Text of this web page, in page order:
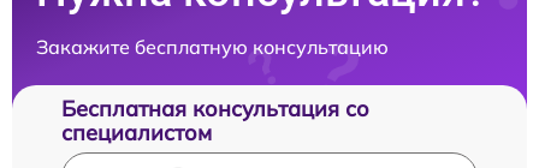
Закажите бесплатную консультацию
Бесплатная консультация со
специалистом